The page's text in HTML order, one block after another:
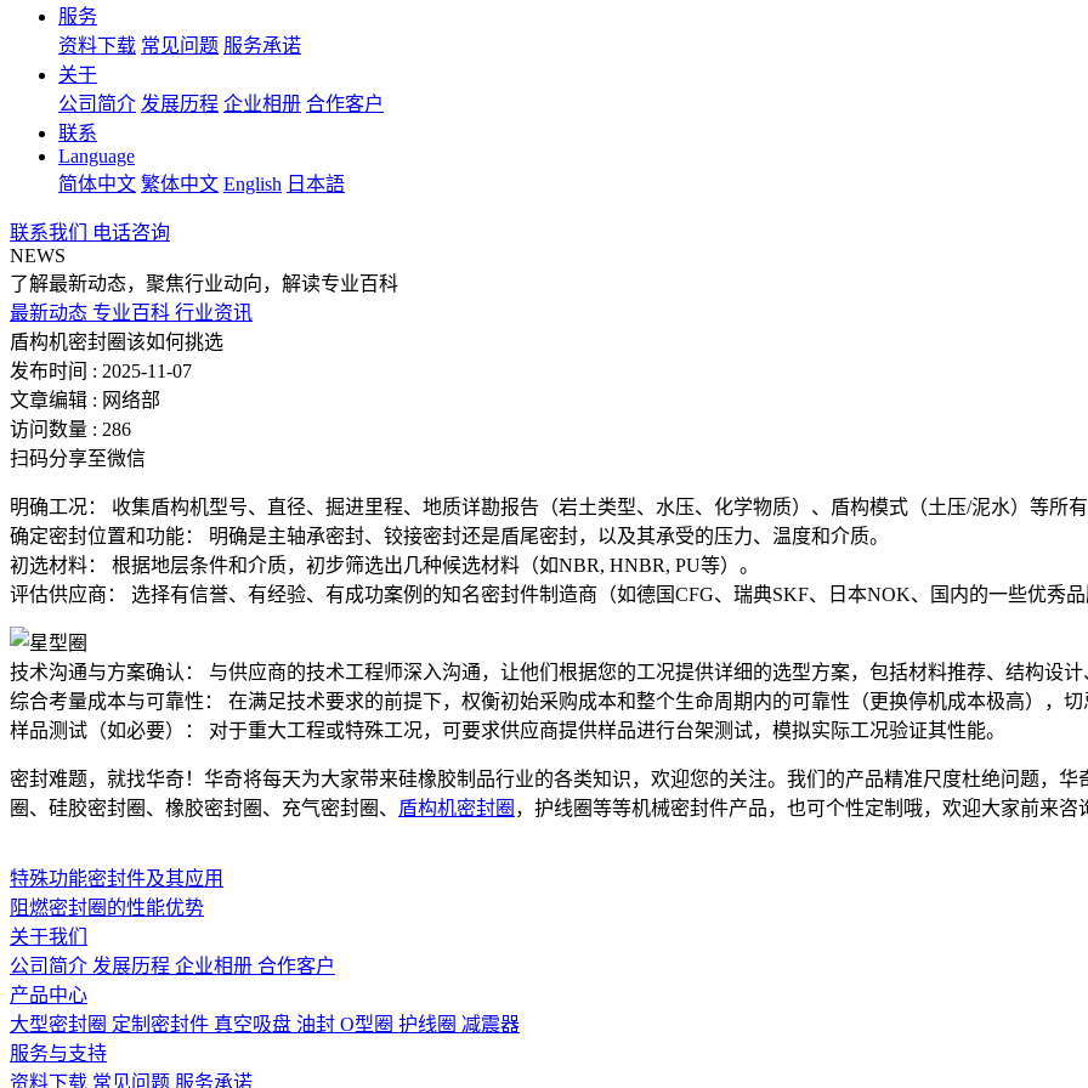
服务
资料下载 常见问题 服务承诺
关于
公司简介 发展历程 企业相册 合作客户
联系
Language
简体中文 繁体中文 English 日本語
联系我们
电话咨询
NEWS
了解最新动态，聚焦行业动向，解读专业百科
最新动态 专业百科 行业资讯
盾构机密封圈该如何挑选
发布时间 : 2025-11-07
文章编辑 : 网络部
访问数量 : 286
扫码分享至微信
明确工况：​ 收集盾构机型号、直径、掘进里程、地质详勘报告（岩土类型、水压、化学物质）、盾构模式（土压/泥水）等所
确定密封位置和功能：​ 明确是主轴承密封、铰接密封还是盾尾密封，以及其承受的压力、温度和介质。
初选材料：​ 根据地层条件和介质，初步筛选出几种候选材料（如NBR, HNBR, PU等）。
评估供应商：​ 选择有信誉、有经验、有成功案例的知名密封件制造商（如德国CFG、瑞典SKF、日本NOK、国内的一些优秀
技术沟通与方案确认：​ 与供应商的技术工程师深入沟通，让他们根据您的工况提供详细的选型方案，包括材料推荐、结构设
综合考量成本与可靠性：​ 在满足技术要求的前提下，权衡初始采购成本和整个生命周期内的可靠性（更换停机成本极高），
样品测试（如必要）：​ 对于重大工程或特殊工况，可要求供应商提供样品进行台架测试，模拟实际工况验证其性能。
密封难题，就找华奇！华奇将每天为大家带来硅橡胶制品行业的各类知识，欢迎您的关注。我们的产品精准尺度杜绝问题，
圈、硅胶密封圈、橡胶密封圈、充气密封圈、 盾构机密封圈 ，护线圈等等机械密封件产品，也可个性定制哦，欢迎大家前来咨
特殊功能密封件及其应用
阻燃密封圈的性能优势
关于我们
公司简介 发展历程 企业相册 合作客户
产品中心
大型密封圈 定制密封件 真空吸盘 油封 O型圈 护线圈 减震器
服务与支持
资料下载 常见问题 服务承诺